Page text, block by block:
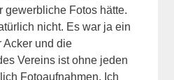
gewerbliche Fotos hätte.
nicht. Es war ja ein
Acker und die
Vereins ist ohne jeden
Fotoaufnahmen. Ich